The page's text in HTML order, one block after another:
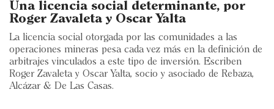
Eventos
Blogs
Ranking CEO
Una licencia social determinante, por
Roger Zavaleta y Oscar Yalta
La licencia social otorgada por las comunidades a las
operaciones mineras pesa cada vez más en la definición de
arbitrajes vinculados a este tipo de inversión. Escriben
Roger Zavaleta y Oscar Yalta, socio y asociado de Rebaza,
Alcázar & De Las Casas.